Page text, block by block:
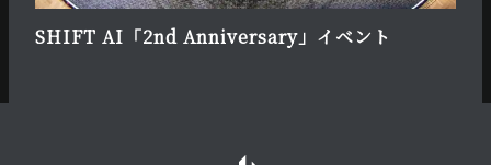
SHIFT AI「2nd Anniversary」イベント